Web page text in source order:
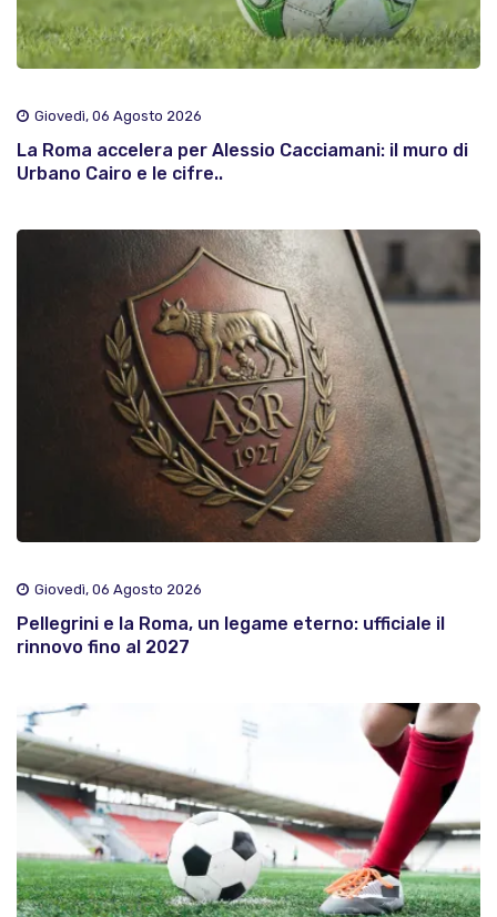
Giovedì, 06 Agosto 2026
La Roma accelera per Alessio Cacciamani: il muro di
Urbano Cairo e le cifre..
Giovedì, 06 Agosto 2026
Pellegrini e la Roma, un legame eterno: ufficiale il
rinnovo fino al 2027